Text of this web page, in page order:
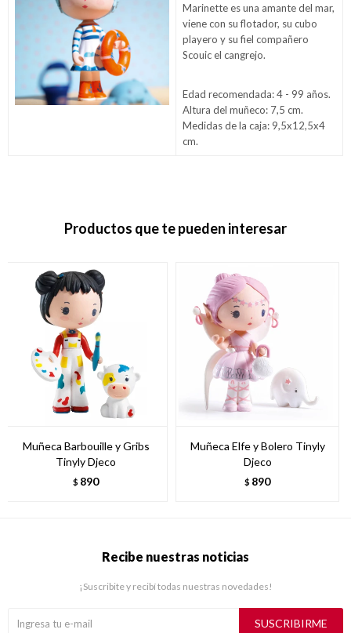
Marinette es una amante del mar,
viene con su flotador, su cubo
playero y su fiel compañero
Scouic el cangrejo.
Edad recomendada: 4 - 99 años.
Altura del muñeco: 7,5 cm.
Medidas de la caja: 9,5x12,5x4
cm.
Productos que te pueden interesar
Muñeca Barbouille y Gribs
Tinyly Djeco
$ 890
Muñeca Elfe y Bolero Tinyly
Djeco
$ 890
Recibe nuestras noticias
¡Suscribite y recibí todas nuestras novedades!
SUSCRIBIRME